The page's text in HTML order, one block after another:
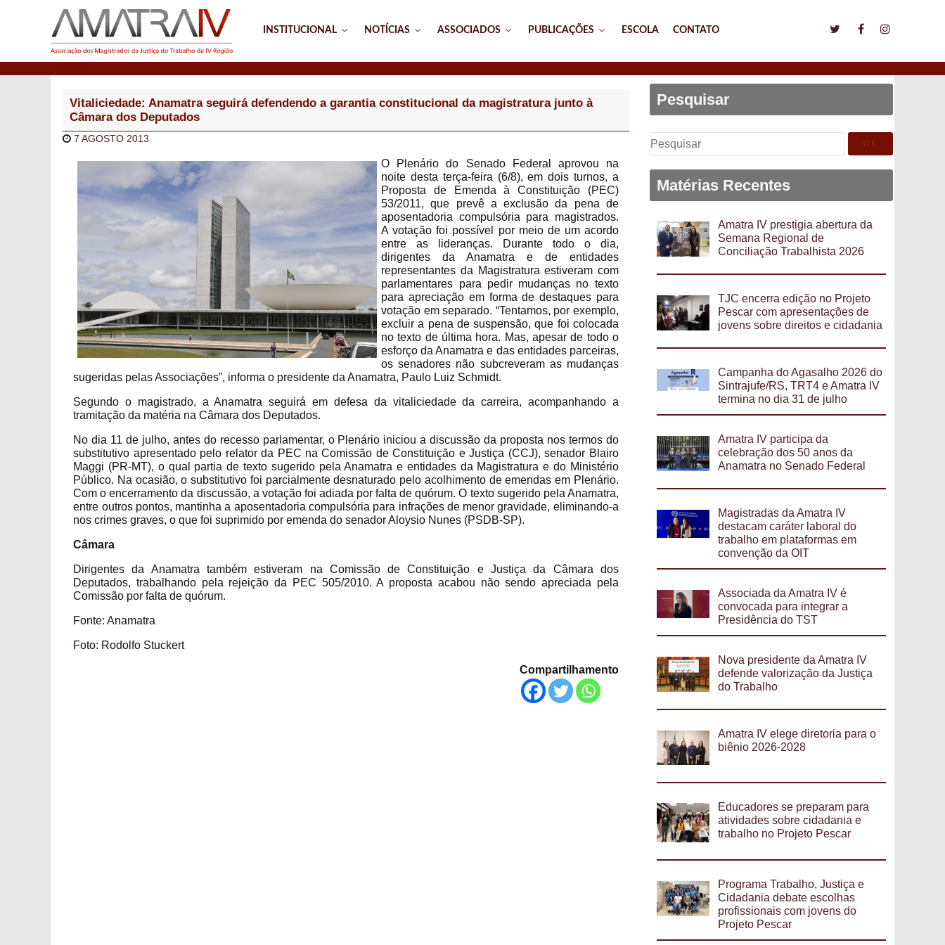
INSTITUCIONAL NOTÍCIAS ASSOCIADOS PUBLICAÇÕES ESCOLA CONTATO
Vitaliciedade: Anamatra seguirá defendendo a garantia constitucional da magistratura junto à
Câmara dos Deputados
7 AGOSTO 2013
O Plenário do Senado Federal aprovou na
noite desta terça-feira (6/8), em dois turnos, a
Proposta de Emenda à Constituição (PEC)
53/2011, que prevê a exclusão da pena de
aposentadoria compulsória para magistrados.
A votação foi possível por meio de um acordo
entre as lideranças. Durante todo o dia,
dirigentes da Anamatra e de entidades
representantes da Magistratura estiveram com
parlamentares para pedir mudanças no texto
para apreciação em forma de destaques para
votação em separado. “Tentamos, por exemplo,
excluir a pena de suspensão, que foi colocada
no texto de última hora. Mas, apesar de todo o
esforço da Anamatra e das entidades parceiras,
os senadores não subcreveram as mudanças
sugeridas pelas Associações”, informa o presidente da Anamatra, Paulo Luiz Schmidt.
Segundo o magistrado, a Anamatra seguirá em defesa da vitaliciedade da carreira, acompanhando a
tramitação da matéria na Câmara dos Deputados.
No dia 11 de julho, antes do recesso parlamentar, o Plenário iniciou a discussão da proposta nos termos do
substitutivo apresentado pelo relator da PEC na Comissão de Constituição e Justiça (CCJ), senador Blairo
Maggi (PR-MT), o qual partia de texto sugerido pela Anamatra e entidades da Magistratura e do Ministério
Público. Na ocasião, o substitutivo foi parcialmente desnaturado pelo acolhimento de emendas em Plenário.
Com o encerramento da discussão, a votação foi adiada por falta de quórum. O texto sugerido pela Anamatra,
entre outros pontos, mantinha a aposentadoria compulsória para infrações de menor gravidade, eliminando-a
nos crimes graves, o que foi suprimido por emenda do senador Aloysio Nunes (PSDB-SP).
Câmara
Dirigentes da Anamatra também estiveram na Comissão de Constituição e Justiça da Câmara dos
Deputados, trabalhando pela rejeição da PEC 505/2010. A proposta acabou não sendo apreciada pela
Comissão por falta de quórum.
Fonte: Anamatra
Foto: Rodolfo Stuckert
Compartilhamento
Pesquisar
Pesquisar
por:
Matérias Recentes
Amatra IV prestigia abertura da
Semana Regional de
Conciliação Trabalhista 2026
TJC encerra edição no Projeto
Pescar com apresentações de
jovens sobre direitos e cidadania
Campanha do Agasalho 2026 do
Sintrajufe/RS, TRT4 e Amatra IV
termina no dia 31 de julho
Amatra IV participa da
celebração dos 50 anos da
Anamatra no Senado Federal
Magistradas da Amatra IV
destacam caráter laboral do
trabalho em plataformas em
convenção da OIT
Associada da Amatra IV é
convocada para integrar a
Presidência do TST
Nova presidente da Amatra IV
defende valorização da Justiça
do Trabalho
Amatra IV elege diretoria para o
biênio 2026-2028
Educadores se preparam para
atividades sobre cidadania e
trabalho no Projeto Pescar
Programa Trabalho, Justiça e
Cidadania debate escolhas
profissionais com jovens do
Projeto Pescar